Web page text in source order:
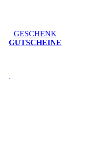
GESCHENK
GUTSCHEINE